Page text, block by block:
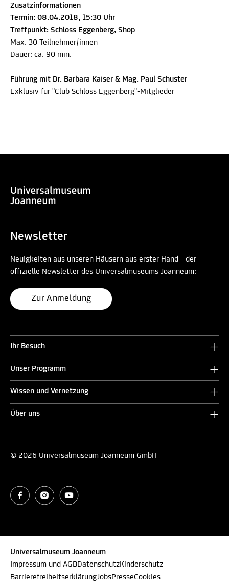
Zusatzinformationen
Termin: 08.04.2018, 15:30 Uhr
Treffpunkt: Schloss Eggenberg, Shop
Max. 30 Teilnehmer/innen
Dauer: ca. 90 min.
Führung mit Dr. Barbara Kaiser & Mag. Paul Schuster
Exklusiv für "Club Schloss Eggenberg"-Mitglieder
Newsletter
Neuigkeiten aus unseren Häusern aus erster Hand - der
offizielle Newsletter des Universalmuseums Joanneum:
Zur Anmeldung
Ihr Besuch
Unser Programm
Wissen und Vernetzung
Über uns
© 2026 Universalmuseum Joanneum GmbH
Universalmuseum Joanneum
Impressum und AGBDatenschutzKinderschutz
BarrierefreiheitserklärungJobsPresseCookies